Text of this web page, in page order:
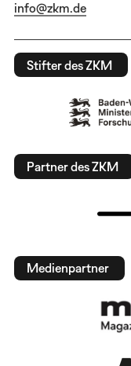
info@zkm.de
Stifter des ZKM
Partner des ZKM
Medienpartner